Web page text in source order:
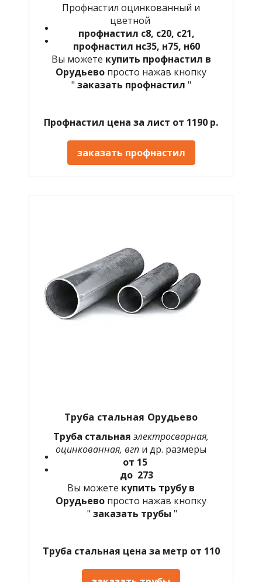
Профнастил оцинкованный и
цветной
профнастил с8, с20, с21,
профнастил нс35, н75, н60
Вы можете купить профнастил в
Орудьево просто нажав кнопку
" заказать профнастил "
Профнастил цена за лист от 1190 р.
заказать профнастил
Труба стальная Орудьево
Труба стальная электросварная,
оцинкованная, вгп и др. размеры
от 15
до 273
Вы можете купить трубу в
Орудьево просто нажав кнопку
" заказать трубы "
Труба стальная цена за метр от 110